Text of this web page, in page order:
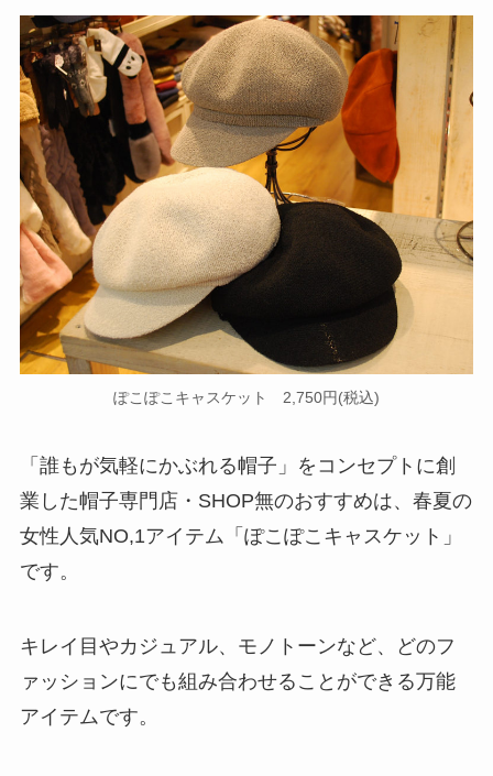
ぽこぽこキャスケット 2,750円(税込)
「誰もが気軽にかぶれる帽子」をコンセプトに創
業した帽子専門店・SHOP無のおすすめは、春夏の
女性人気NO,1アイテム「ぽこぽこキャスケット」
です。
キレイ目やカジュアル、モノトーンなど、どのフ
ァッションにでも組み合わせることができる万能
アイテムです。